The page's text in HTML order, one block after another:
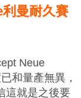
曼耐久賽
Neue
和量產無異，
這就是之後要